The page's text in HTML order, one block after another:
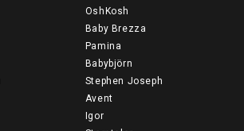
OshKosh
Baby Brezza
Pamina
Babybjörn
Stephen Joseph
Avent
Igor